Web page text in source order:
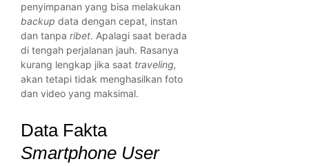
penyimpanan yang bisa melakukan
backup data dengan cepat, instan
dan tanpa ribet. Apalagi saat berada
di tengah perjalanan jauh. Rasanya
kurang lengkap jika saat traveling,
akan tetapi tidak menghasilkan foto
dan video yang maksimal.
Data Fakta
Smartphone User